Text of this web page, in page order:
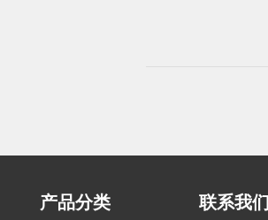
产品分类 联系我们